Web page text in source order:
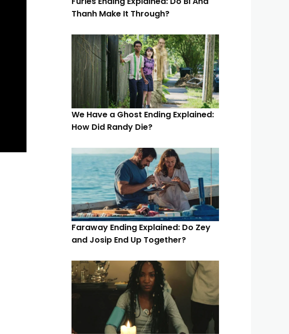
Thanh Make It Through?
We Have a Ghost Ending Explained:
How Did Randy Die?
Faraway Ending Explained: Do Zey
and Josip End Up Together?